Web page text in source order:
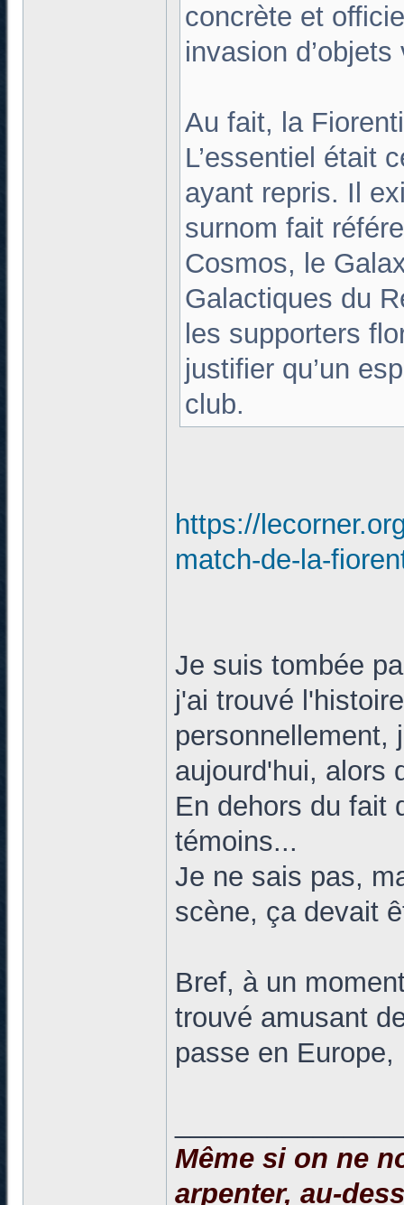
concrète et
invasion
Au fait, la
L’essentiel était
ayant repris. Il
surnom fait
Cosmos, le
Galactiques du
les supporters
justifier qu’un
club.
https://
match-de-la-
Je suis tombée
j'ai trouvé
personnellement,
aujourd'hui, alors
En dehors du fait
témoins...
Je ne sais pas,
scène, ça devait
Bref, à un
trouvé amusant
passe en
Même si on ne
arpenter, au-